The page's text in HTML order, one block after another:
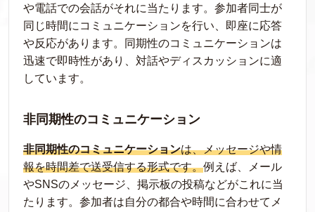
や電話での会話がそれに当たります。参加者同士が
同じ時間にコミュニケーションを行い、即座に応答
や反応があります。同期性のコミュニケーションは
迅速で即時性があり、対話やディスカッションに適
しています。
非同期性のコミュニケーション
非同期性のコミュニケーションは、メッセージや情
報を時間差で送受信する形式です。例えば、メール
やSNSのメッセージ、掲示板の投稿などがこれに当
たります。参加者は自分の都合や時間に合わせてメ